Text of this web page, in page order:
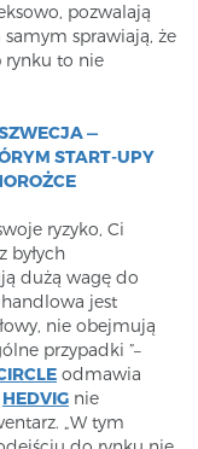
pozwalają
sprawiają, że
rynku to nie
—
START-UPY
ryzyko, Ci
byłych
dużą wagę do
jest
nie obejmują
przypadki ”–
odmawia
HEDVIG nie
„W tym